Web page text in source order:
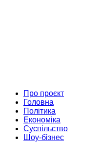
Про проєкт
Головна
Політика
Економіка
Суспільство
Шоу-бізнес